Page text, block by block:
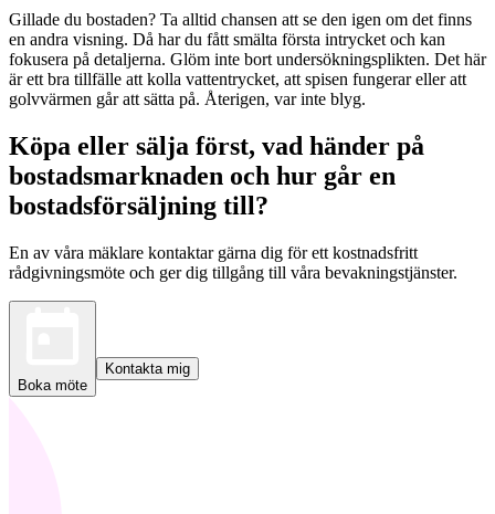
Gillade du bostaden? Ta alltid chansen att se den igen om det finns
en andra visning. Då har du fått smälta första intrycket och kan
fokusera på detaljerna. Glöm inte bort undersökningsplikten. Det här
är ett bra tillfälle att kolla vattentrycket, att spisen fungerar eller att
golvvärmen går att sätta på. Återigen, var inte blyg.
Köpa eller sälja först, vad händer på
bostadsmarknaden och hur går en
bostadsförsäljning till?
En av våra mäklare kontaktar gärna dig för ett kostnadsfritt
rådgivningsmöte och ger dig tillgång till våra bevakningstjänster.
Boka möte
Kontakta mig